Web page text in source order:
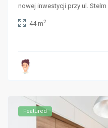
nowej inwestycji przy ul. Stelm
44 m2
Featured